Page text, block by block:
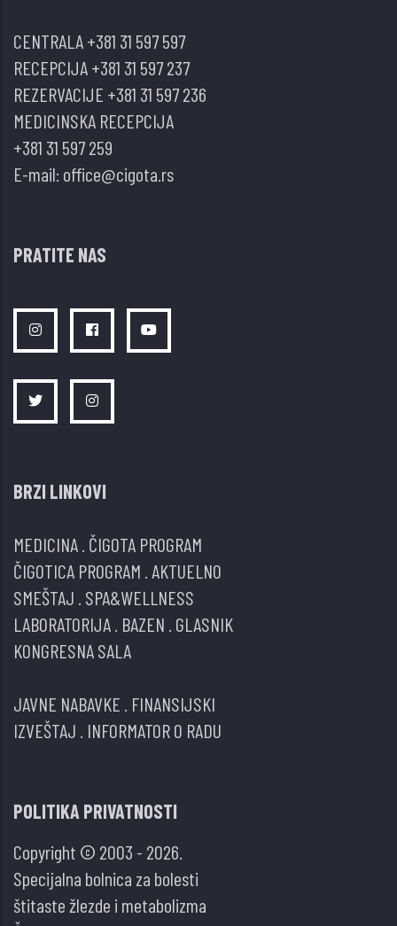
CENTRALA+381 31 597 597
RECEPCIJA+381 31 597 237
REZERVACIJE +381 31 597 236
MEDICINSKA RECEPCIJA
+381 31 597 259
E-mail: office@cigota.rs
PRATITE NAS
BRZI LINKOVI
MEDICINA ČIGOTA PROGRAM
ČIGOTICA PROGRAM AKTUELNO
SMEŠTAJ SPA&WELLNESS
LABORATORIJA BAZEN GLASNIK
KONGRESNA SALA
JAVNE NABAVKE FINANSIJSKI
IZVEŠTAJ INFORMATOR O RADU
POLITIKA PRIVATNOSTI
Copyright © 2003 - 2026.
Specijalna bolnica za bolesti
štitaste žlezde i metabolizma